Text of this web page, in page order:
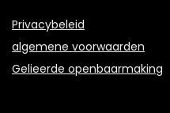
Privacybeleid
algemene voorwaarden
Gelieerde openbaarmaking